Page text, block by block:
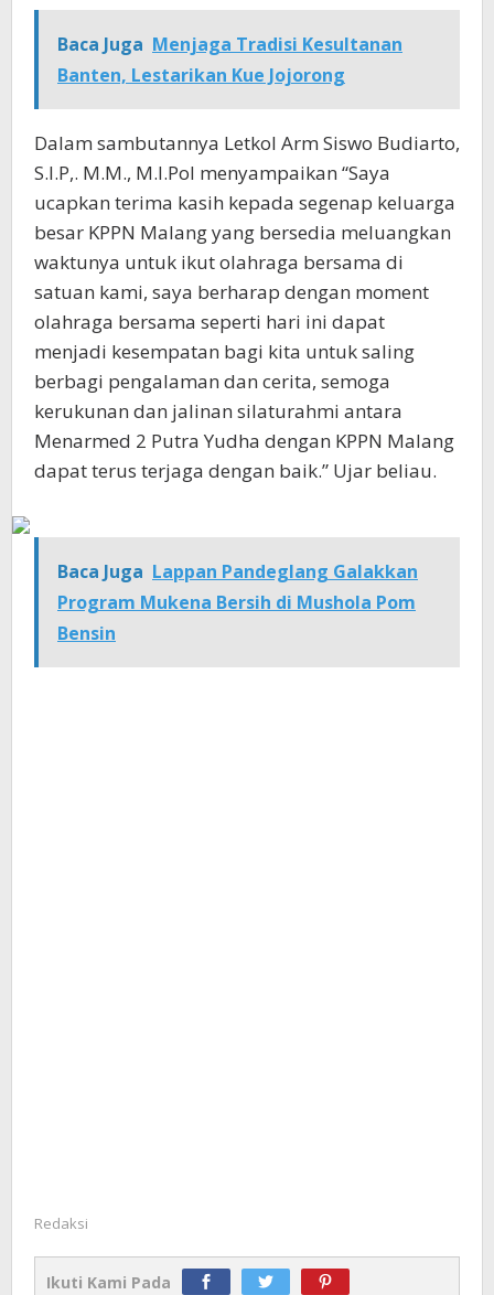
Baca Juga Menjaga Tradisi Kesultanan
Banten, Lestarikan Kue Jojorong
Dalam sambutannya Letkol Arm Siswo Budiarto,
S.I.P,. M.M., M.I.Pol menyampaikan “Saya
ucapkan terima kasih kepada segenap keluarga
besar KPPN Malang yang bersedia meluangkan
waktunya untuk ikut olahraga bersama di
satuan kami, saya berharap dengan moment
olahraga bersama seperti hari ini dapat
menjadi kesempatan bagi kita untuk saling
berbagi pengalaman dan cerita, semoga
kerukunan dan jalinan silaturahmi antara
Menarmed 2 Putra Yudha dengan KPPN Malang
dapat terus terjaga dengan baik.” Ujar beliau.
Baca Juga Lappan Pandeglang Galakkan
Program Mukena Bersih di Mushola Pom
Bensin
Redaksi
Ikuti Kami Pada